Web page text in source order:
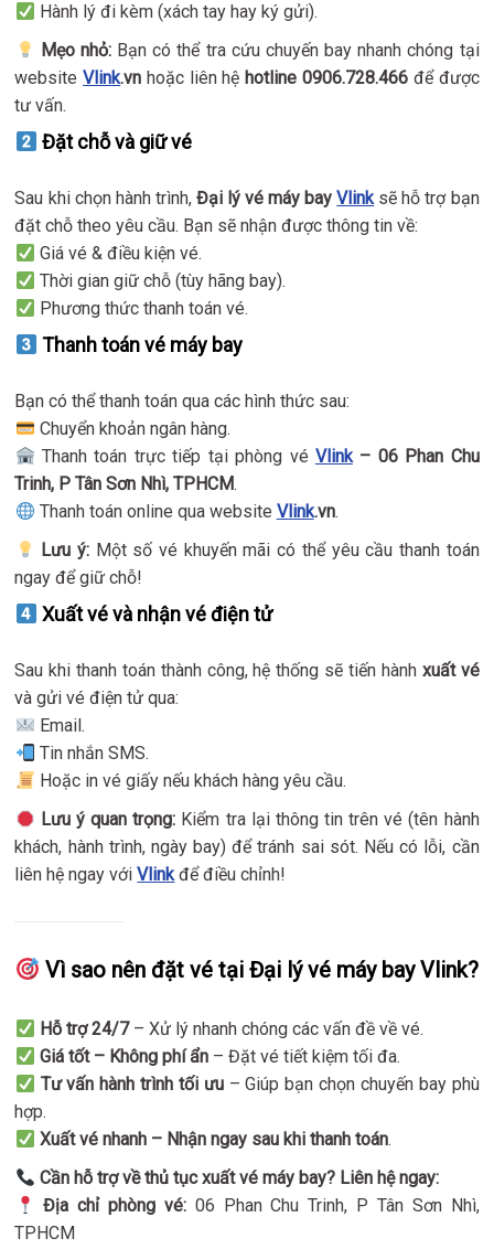
Hành lý đi kèm (xách tay hay ký gửi).
Mẹo nhỏ: Bạn có thể tra cứu chuyến bay nhanh chóng tại
websiteVlink.vn hoặc liên hệ hotline 0906.728.466 để được
tư vấn.
Đặt chỗ và giữ vé
Sau khi chọn hành trình, Đại lý vé máy bayVlinksẽ hỗ trợ bạn
đặt chỗ theo yêu cầu. Bạn sẽ nhận được thông tin về:
Giá vé & điều kiện vé.
Thời gian giữ chỗ (tùy hãng bay).
Phương thức thanh toán vé.
Thanh toán vé máy bay
Bạn có thể thanh toán qua các hình thức sau:
Chuyển khoản ngân hàng.
Thanh toán trực tiếp tại phòng vé Vlink– 06 Phan Chu
Trinh, P Tân Sơn Nhì, TPHCM.
Thanh toán online qua website Vlink.vn.
Lưu ý: Một số vé khuyến mãi có thể yêu cầu thanh toán
ngay để giữ chỗ!
Xuất vé và nhận vé điện tử
Sau khi thanh toán thành công, hệ thống sẽ tiến hành xuất vé
và gửi vé điện tử qua:
Email.
Tin nhắn SMS.
Hoặc in vé giấy nếu khách hàng yêu cầu.
Lưu ý quan trọng: Kiểm tra lại thông tin trên vé (tên hành
khách, hành trình, ngày bay) để tránh sai sót. Nếu có lỗi, cần
liên hệ ngay vớiVlinkđể điều chỉnh!
Vì sao nên đặt vé tại Đại lý vé máy bay Vlink?
Hỗ trợ 24/7– Xử lý nhanh chóng các vấn đề về vé.
Giá tốt – Không phí ẩn– Đặt vé tiết kiệm tối đa.
Tư vấn hành trình tối ưu– Giúp bạn chọn chuyến bay phù
hợp.
Xuất vé nhanh – Nhận ngay sau khi thanh toán.
Cần hỗ trợ về thủ tục xuất vé máy bay? Liên hệ ngay:
Địa chỉ phòng vé:06 Phan Chu Trinh, P Tân Sơn Nhì,
TPHCM